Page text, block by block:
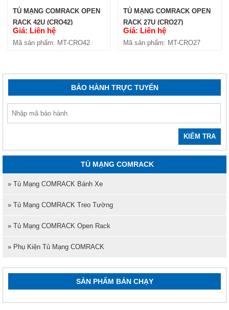
TỦ MẠNG COMRACK OPEN
RACK 42U (CRO42)
Giá: Liên hệ
Mã sản phẩm: MT-CRO42
TỦ MẠNG COMRACK OPEN
RACK 27U (CRO27)
Giá: Liên hệ
Mã sản phẩm: MT-CRO27
BẢO HÀNH TRỰC TUYẾN
KIỂM TRA
TỦ MẠNG COMRACK
» Tủ Mạng COMRACK Bánh Xe
» Tủ Mạng COMRACK Treo Tường
» Tủ Mạng COMRACK Open Rack
» Phụ Kiện Tủ Mạng COMRACK
SẢN PHẨM BÁN CHẠY